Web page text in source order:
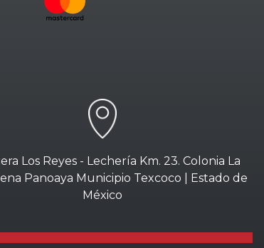
Los Reyes - Lechería Km. 23. Colonia La
Panoaya Municipio Texcoco | Estado de
México